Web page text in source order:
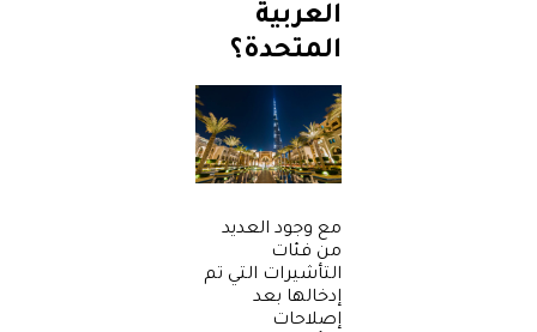
العربية
المتحدة؟
مع وجود العديد
من فئات
التأشيرات التي تم
إدخالها بعد
إصلاحات